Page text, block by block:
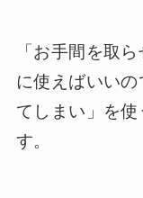
「お手間を取
に使えばいい
てしまい」を
す。